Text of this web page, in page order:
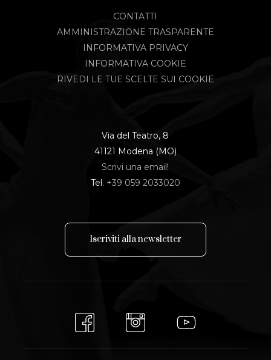
CONTATTI
AMMINISTRAZIONE TRASPARENTE
INFORMATIVA PRIVACY
INFORMATIVA COOKIE
RIVEDI LE TUE SCELTE SUI COOKIE
Via del Teatro, 8
41121 Modena (MO)
Scrivi una email!
Tel. +39 059 2033020
Iscriviti allanewsletter